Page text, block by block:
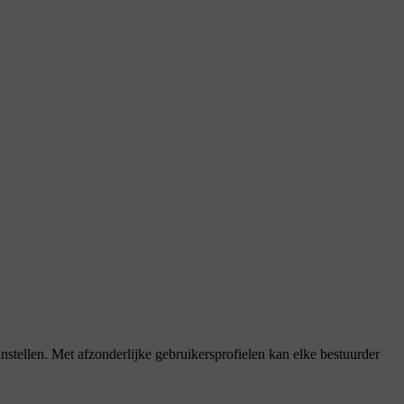
Met afzonderlijke gebruikersprofielen kan elke bestuurder